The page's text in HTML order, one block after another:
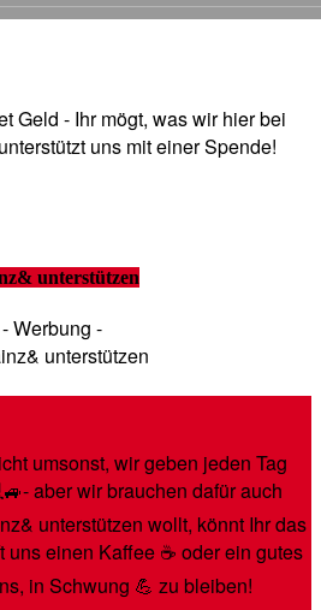
Geld - Ihr mögt, was wir hier bei
uns mit einer Spende!
unterstützen
- Werbung -
umsonst, wir geben jeden Tag
aber wir brauchen dafür auch
unterstützen wollt, könnt Ihr das
uns einen Kaffee ☕️ oder ein gutes
in Schwung 💪 zu bleiben!